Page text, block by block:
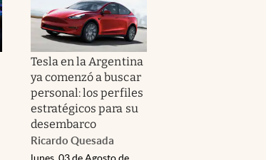
Tesla en la Argentina
ya comenzó a buscar
personal: los perfiles
estratégicos para su
desembarco
Ricardo Quesada
lunes, 03 de Agosto de